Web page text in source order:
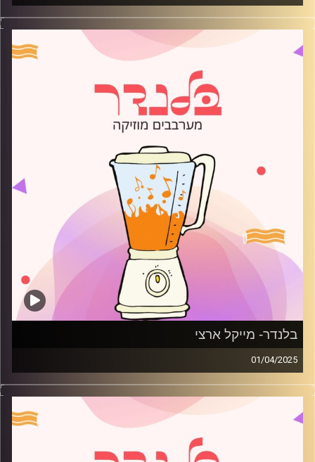
מוזיקה רגועה לפתוח איתה את הבוקר בהגשת לירון כהן
קרדיט תמונות:
AudioVersity
בלנדר- מייקל ארצי
01/04/2025
מוזיקה רגועה לפתוח איתה את הבוקר בהגשת מייקל ארצי
קרדיט תמונות:
AudioVersity